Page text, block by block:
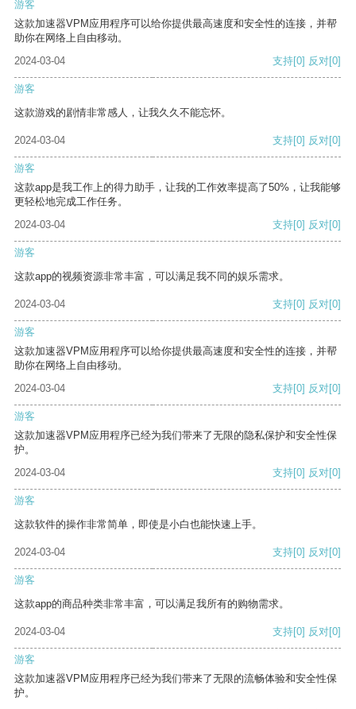
游客
这款加速器VPM应用程序可以给你提供最高速度和安全性的连接，并帮
助你在网络上自由移动。
2024-03-04
支持[0] 反对[0]
游客
这款游戏的剧情非常感人，让我久久不能忘怀。
2024-03-04 支持[0] 反对[0]
游客
这款app是我工作上的得力助手，让我的工作效率提高了50%，让我能够
更轻松地完成工作任务。
2024-03-04
支持[0] 反对[0]
游客
这款app的视频资源非常丰富，可以满足我不同的娱乐需求。
2024-03-04 支持[0] 反对[0]
游客
这款加速器VPM应用程序可以给你提供最高速度和安全性的连接，并帮
助你在网络上自由移动。
2024-03-04
支持[0] 反对[0]
游客
这款加速器VPM应用程序已经为我们带来了无限的隐私保护和安全性保
护。
2024-03-04
支持[0] 反对[0]
游客
这款软件的操作非常简单，即使是小白也能快速上手。
2024-03-04 支持[0] 反对[0]
游客
这款app的商品种类非常丰富，可以满足我所有的购物需求。
2024-03-04 支持[0] 反对[0]
游客
这款加速器VPM应用程序已经为我们带来了无限的流畅体验和安全性保
护。